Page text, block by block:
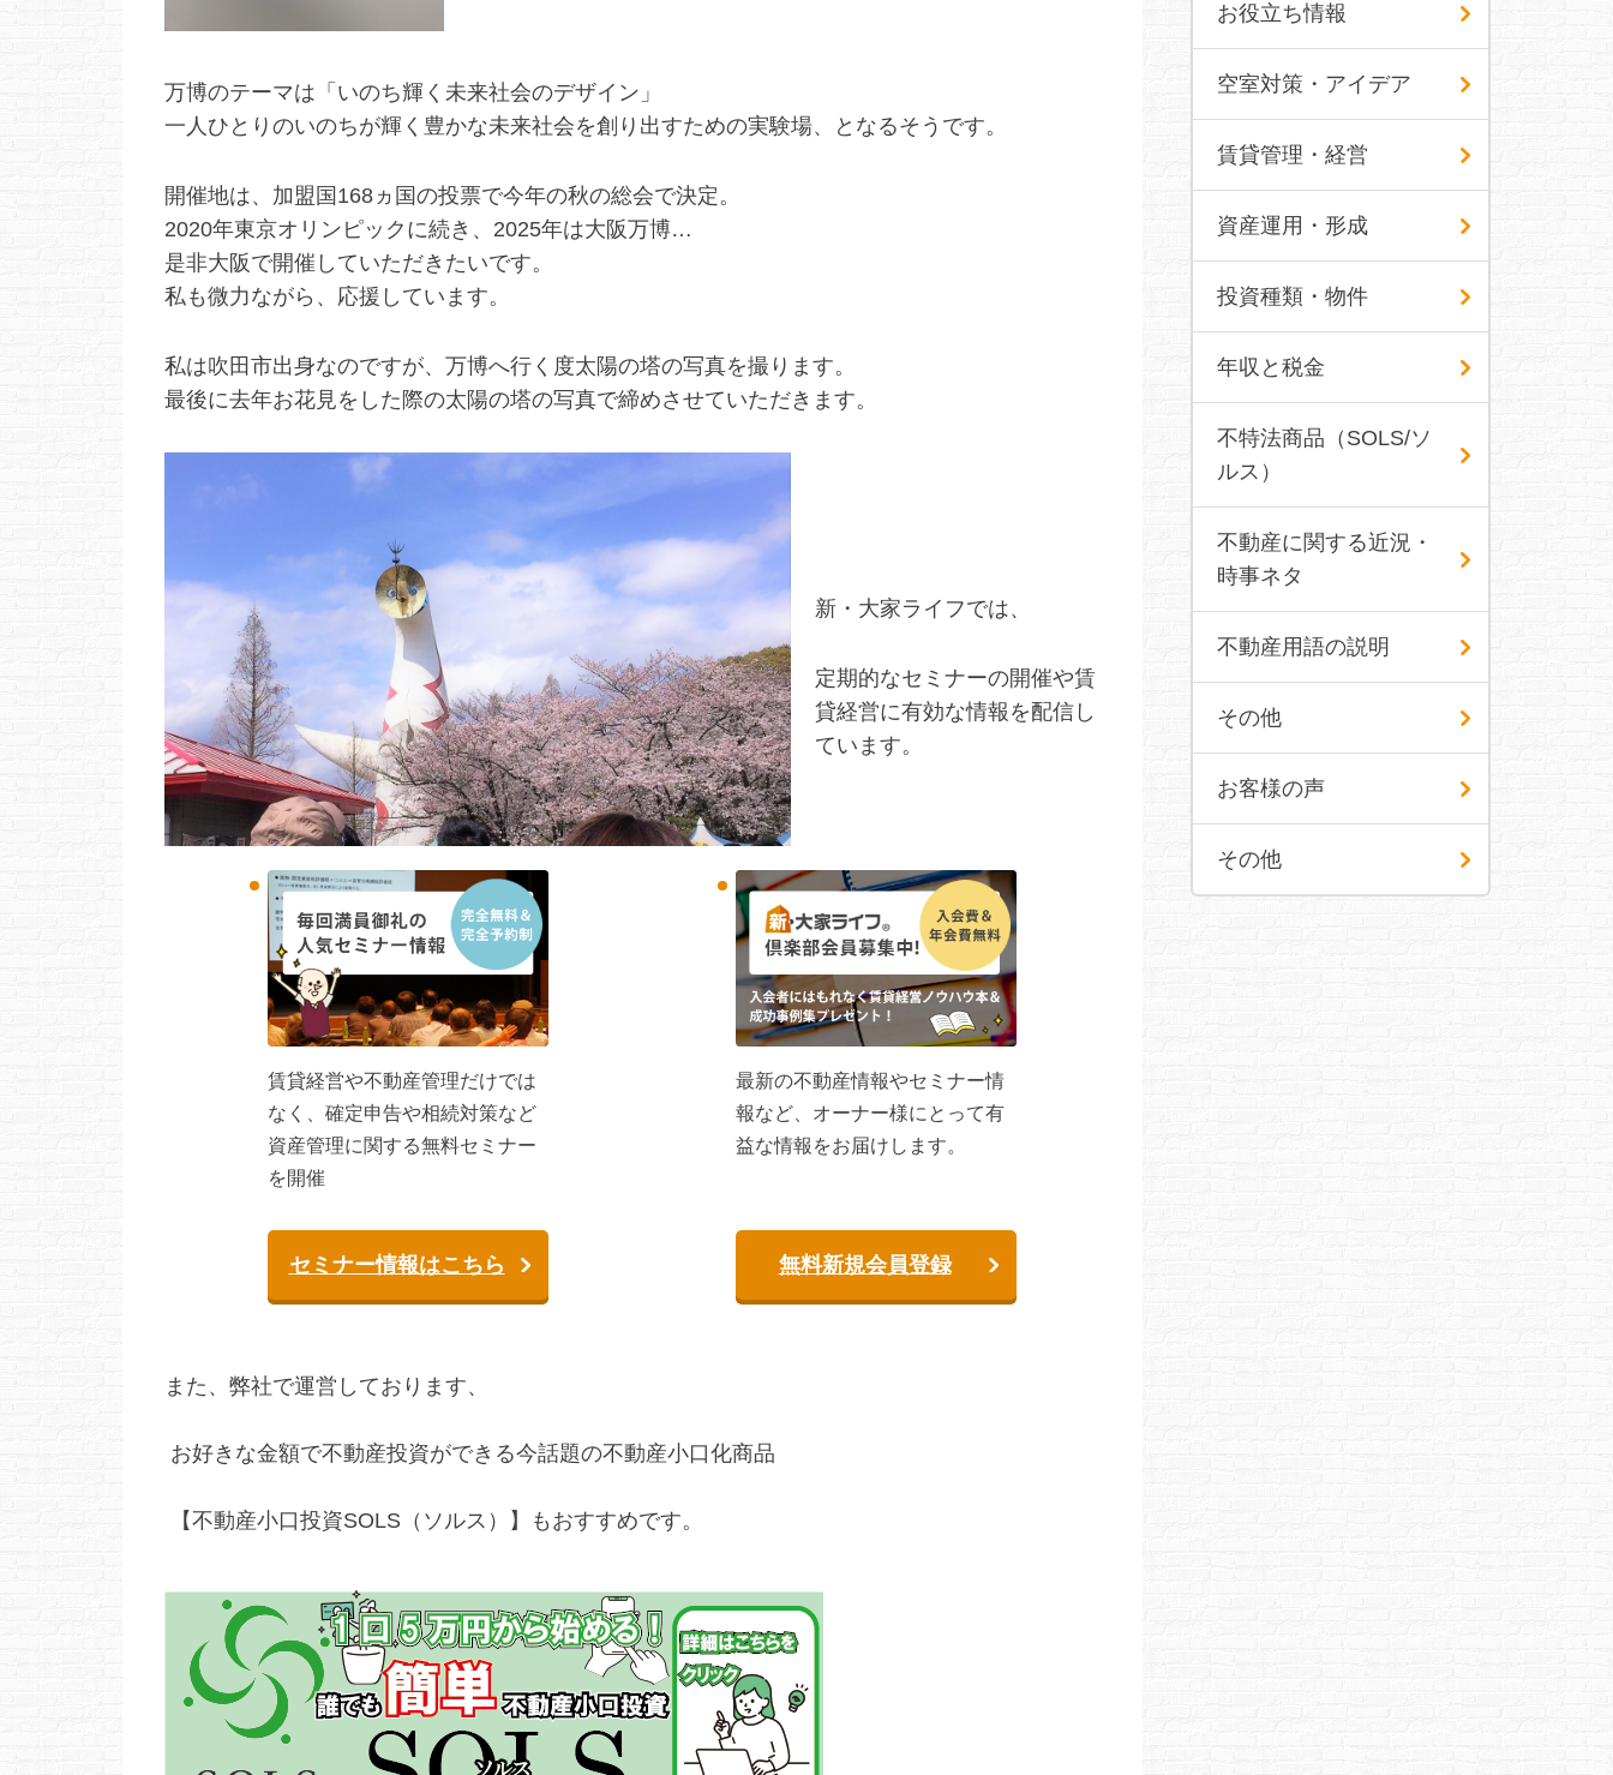
万博のテーマは「いのち輝く未来社会のデザイン」
一人ひとりのいのちが輝く豊かな未来社会を創り出すための実験場、となるそうです。
開催地は、加盟国168ヵ国の投票で今年の秋の総会で決定。
2020年東京オリンピックに続き、2025年は大阪万博…
是非大阪で開催していただきたいです。
私も微力ながら、応援しています。
私は吹田市出身なのですが、万博へ行く度太陽の塔の写真を撮ります。
最後に去年お花見をした際の太陽の塔の写真で締めさせていただきます。
新・大家ライフでは、
定期的なセミナーの開催や賃
貸経営に有効な情報を配信し
ています。
賃貸経営や不動産管理だけでは
なく、確定申告や相続対策など
資産管理に関する無料セミナー
を開催
セミナー情報はこちら
最新の不動産情報やセミナー情
報など、オーナー様にとって有
益な情報をお届けします。
無料新規会員登録
また、弊社で運営しております、
お好きな金額で不動産投資ができる今話題の不動産小口化商品
【不動産小口投資SOLS（ソルス）】もおすすめです。
お役立ち情報
空室対策・アイデア
賃貸管理・経営
資産運用・形成
投資種類・物件
年収と税金
不特法商品（SOLS/ソ
ルス）
不動産に関する近況・
時事ネタ
不動産用語の説明
その他
お客様の声
その他